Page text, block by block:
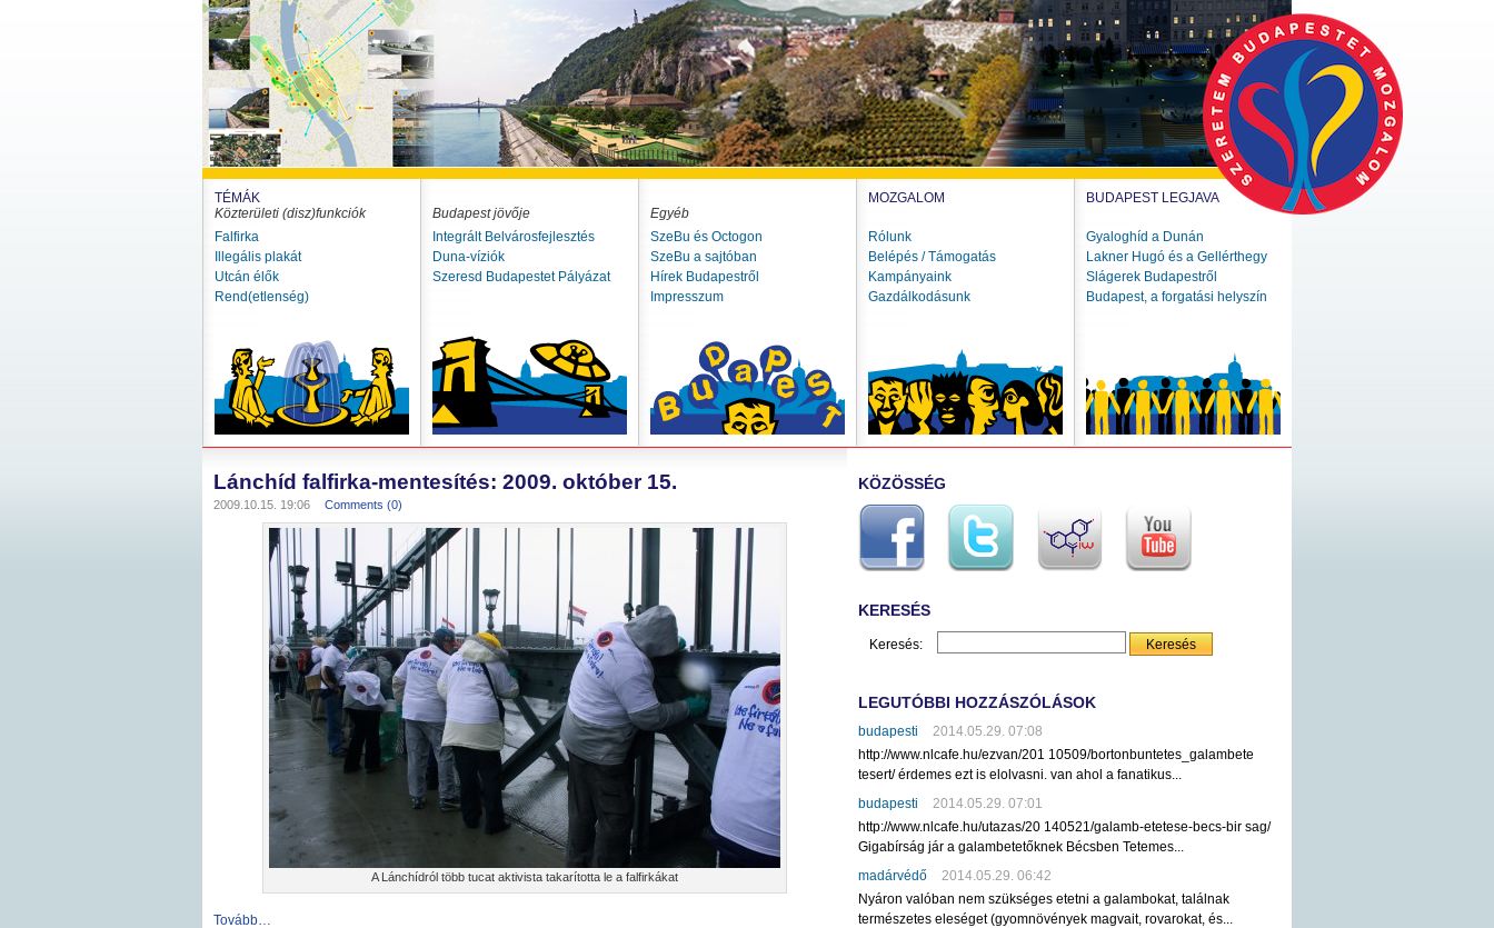
TÉMÁK
Közterületi (disz)funkciók
Falfirka
Illegális plakát
Utcán élők
Rend(etlenség)
Budapest jövője
Integrált Belvárosfejlesztés
Duna-víziók
Szeresd Budapestet Pályázat
Egyéb
SzeBu és Octogon
SzeBu a sajtóban
Hírek Budapestről
Impresszum
MOZGALOM
Rólunk
Belépés / Támogatás
Kampányaink
Gazdálkodásunk
BUDAPEST LEGJAVA
Gyaloghíd a Dunán
Lakner Hugó és a Gellérthegy
Slágerek Budapestről
Budapest, a forgatási helyszín
Lánchíd falfirka-mentesítés: 2009. október 15.
2009.10.15. 19:06 Comments (0)
A Lánchídról több tucat aktivista takarította le a falfirkákat
Tovább…
KÖZÖSSÉG
KERESÉS
Keresés:
LEGUTÓBBI HOZZÁSZÓLÁSOK
budapesti
2014.05.29. 07:08
http://www.nlcafe.hu/ezvan/201 10509/bortonbuntetes_galambete
tesert/ érdemes ezt is elolvasni. van ahol a fanatikus...
budapesti
2014.05.29. 07:01
http://www.nlcafe.hu/utazas/20 140521/galamb-etetese-becs-bir sag/
Gigabírság jár a galambetetőknek Bécsben Tetemes...
madárvédő
2014.05.29. 06:42
Nyáron valóban nem szükséges etetni a galambokat, találnak
természetes eleséget (gyomnövények magvait, rovarokat, és...